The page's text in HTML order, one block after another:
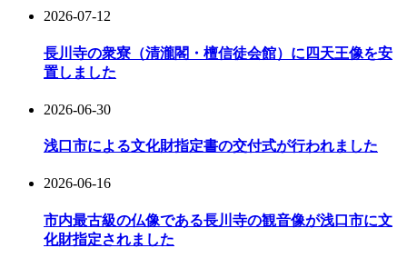
2026-07-12
長川寺の衆寮（清瀧閣・檀信徒会館）に四天王像を安
置しました
2026-06-30
浅口市による文化財指定書の交付式が行われました
2026-06-16
市内最古級の仏像である長川寺の観音像が浅口市に文
化財指定されました